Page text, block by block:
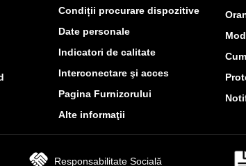
Condiții procurare dispozitive
Date personale
Indicatori de calitate
Interconectare şi acces
Pagina Furnizorului
Alte informaţii
Responsabilitate Socială